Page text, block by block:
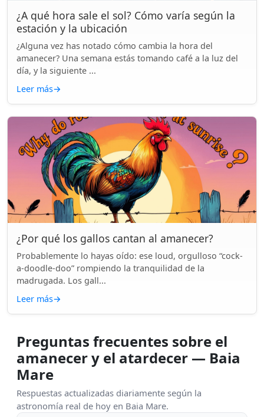
¿A qué hora sale el sol? Cómo varía según la
estación y la ubicación
¿Alguna vez has notado cómo cambia la hora del
amanecer? Una semana estás tomando café a la luz del
día, y la siguiente ...
Leer más→
¿Por qué los gallos cantan al amanecer?
Probablemente lo hayas oído: ese loud, orgulloso “cock-
a-doodle-doo” rompiendo la tranquilidad de la
madrugada. Los gall...
Leer más→
Preguntas frecuentes sobre el
amanecer y el atardecer — Baia
Mare
Respuestas actualizadas diariamente según la
astronomía real de hoy en Baia Mare.